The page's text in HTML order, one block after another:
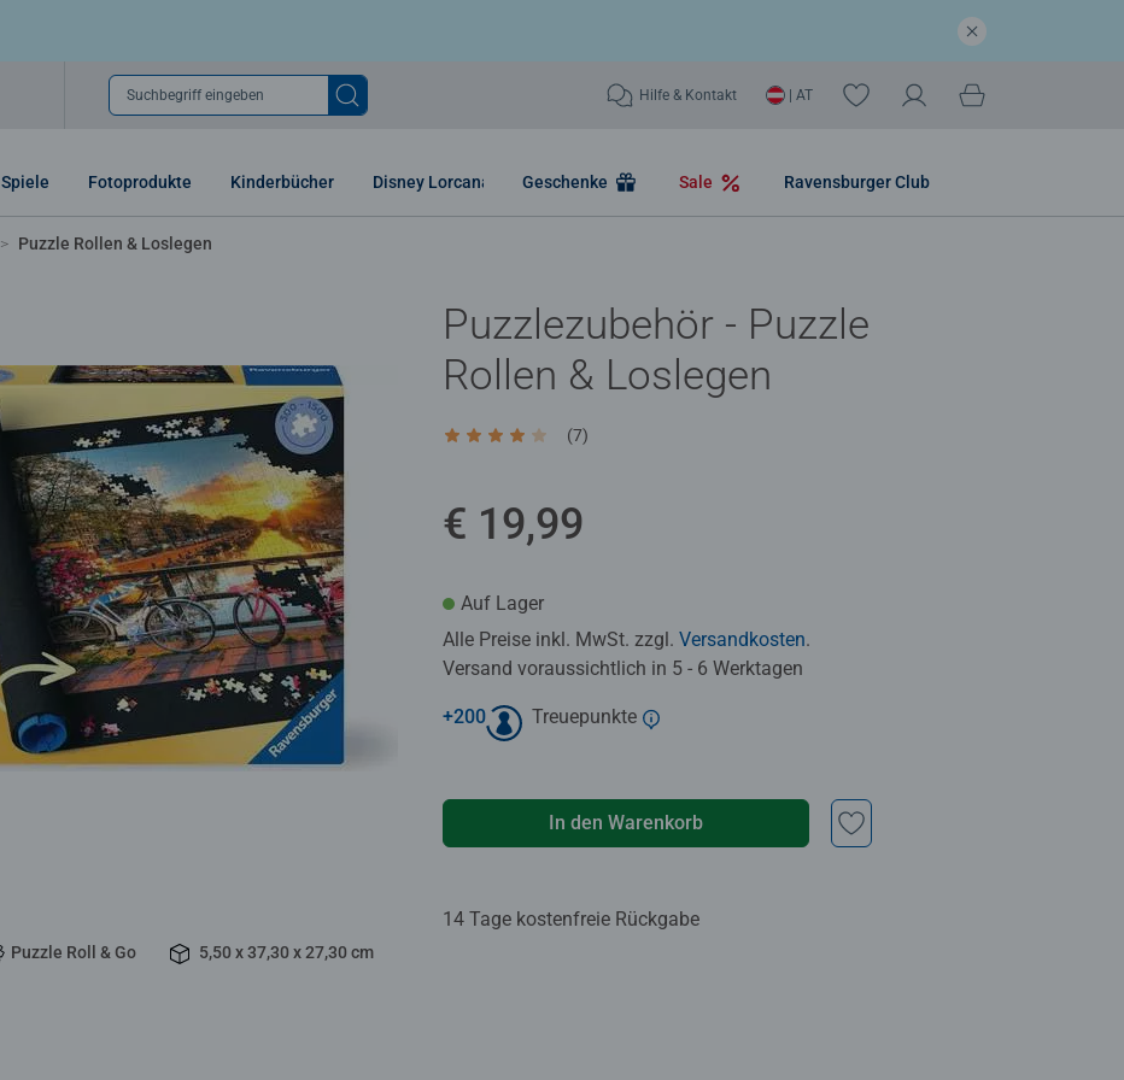
Suchbegriff eingeben Hilfe & Kontakt | AT
Spiele Fotoprodukte Kinderbücher Disney Lorcana Geschenke Sale Ravensburger Club
Puzzle Rollen & Loslegen
Puzzle Roll & Go 5,50 x 37,30 x 27,30 cm
Puzzlezubehör - Puzzle
Rollen & Loslegen
Durchschnittliche Bewertung 4,0 von 5 Sternen.
(7)
€ 19,99
Auf Lager
Alle Preise inkl. MwSt. zzgl. Versandkosten.
Versand voraussichtlich in 5 - 6 Werktagen
+200 Treuepunkte
In den Warenkorb
14 Tage kostenfreie Rückgabe